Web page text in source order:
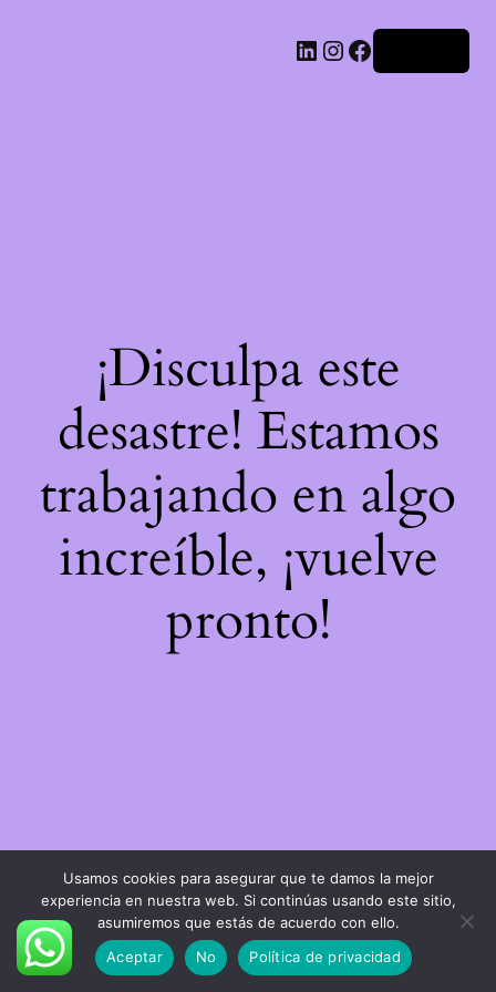
LinkedIn
Instagram
Facebook
¡Disculpa este
desastre! Estamos
trabajando en algo
increíble, ¡vuelve
pronto!
Usamos cookies para asegurar que te damos la mejor
experiencia en nuestra web. Si continúas usando este sitio,
asumiremos que estás de acuerdo con ello.
Aceptar
No Política de privacidad